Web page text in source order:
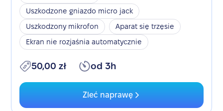
Uszkodzone gniazdo micro jack
Uszkodzony mikrofon
Aparat się trzęsie
Ekran nie rozjaśnia automatycznie
50,00 zł od 3h
Zleć naprawę